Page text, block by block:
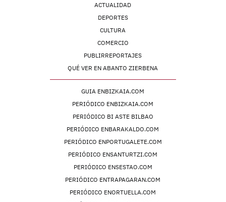
ACTUALIDAD
DEPORTES
CULTURA
COMERCIO
PUBLIRREPORTAJES
QUÉ VER EN ABANTO ZIERBENA
GUIA ENBIZKAIA.COM
PERIÓDICO ENBIZKAIA.COM
PERIÓDICO BI ASTE BILBAO
PERIÓDICO ENBARAKALDO.COM
PERIÓDICO ENPORTUGALETE.COM
PERIÓDICO ENSANTURTZI.COM
PERIÓDICO ENSESTAO.COM
PERIÓDICO ENTRAPAGARAN.COM
PERIÓDICO ENORTUELLA.COM